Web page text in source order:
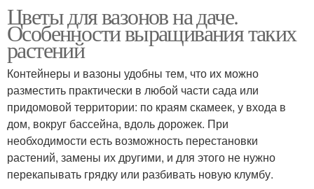
Цветы для вазонов на даче.
Особенности выращивания таких
растений
Контейнеры и вазоны удобны тем, что их можно
разместить практически в любой части сада или
придомовой территории: по краям скамеек, у входа в
дом, вокруг бассейна, вдоль дорожек. При
необходимости есть возможность перестановки
растений, замены их другими, и для этого не нужно
перекапывать грядку или разбивать новую клумбу.